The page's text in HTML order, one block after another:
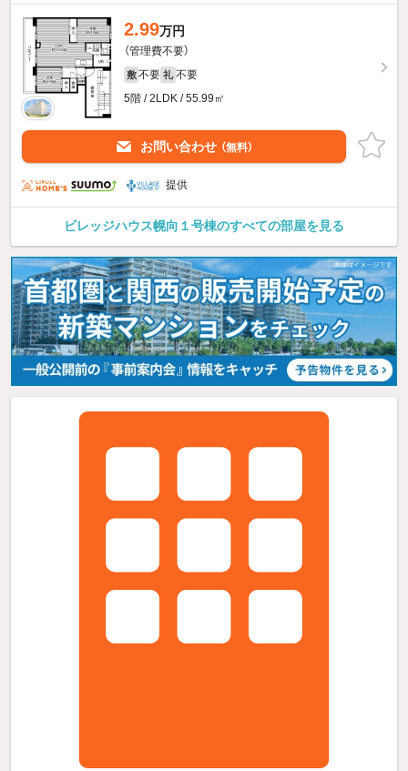
2.99万円
（管理費不要）
敷 不要 礼 不要
5階 / 2LDK / 55.99㎡
お問い合わせ （無料）
提供
ビレッジハウス幌向１号棟のすべての部屋を見る